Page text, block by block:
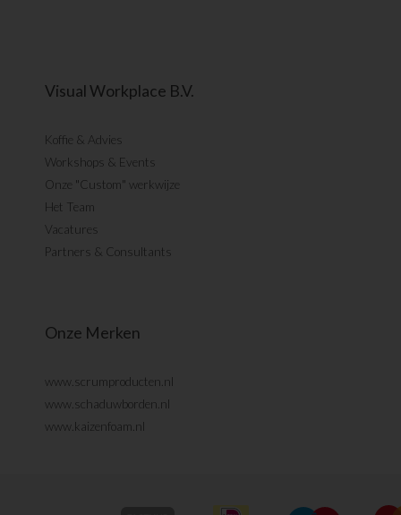
Visual Workplace B.V.
Koffie & Advies
Workshops & Events
Onze "Custom" werkwijze
Het Team
Vacatures
Partners & Consultants
Onze Merken
www.scrumproducten.nl
www.schaduwborden.nl
www.kaizenfoam.nl